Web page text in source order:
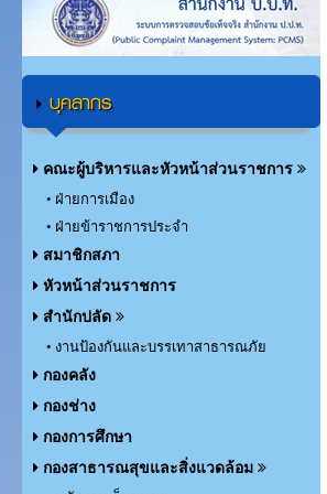
บุคลากร
คณะผู้บริหารและหัวหน้าส่วนราชการ
• ฝ่ายการเมือง
• ฝ่ายข้าราชการประจำ
สมาชิกสภา
หัวหน้าส่วนราชการ
สำนักปลัด
• งานป้องกันและบรรเทาสาธารณภัย
กองคลัง
กองช่าง
กองการศึกษา
กองสาธารณสุขและสิ่งแวดล้อม